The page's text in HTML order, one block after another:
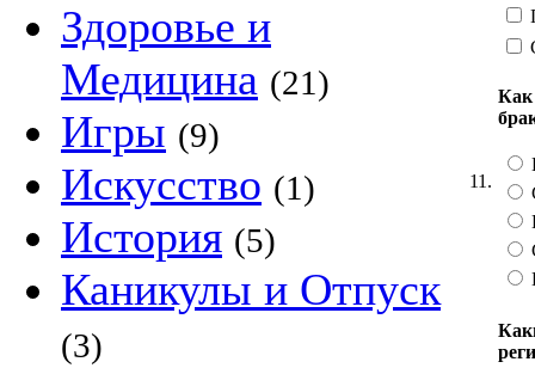
Здоровье и
Медицина (21)
Игры (9)
Искусство (1)
История (5)
Каникулы и Отпуск
(3)
11.
Как